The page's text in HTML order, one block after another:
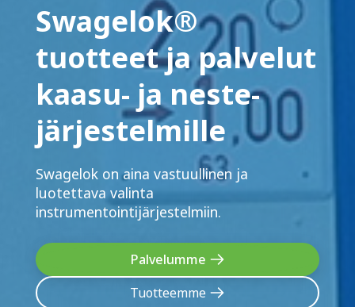
Swagelok®
tuotteet ja palvelut
kaasu- ja neste­
järjestelmille
Swagelok on aina vastuullinen ja
luotettava valinta
instrumentointijärjestelmiin.
Palvelumme
Tuotteemme